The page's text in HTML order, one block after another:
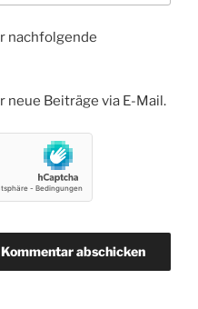
nachfolgende
Beiträge via E-Mail.